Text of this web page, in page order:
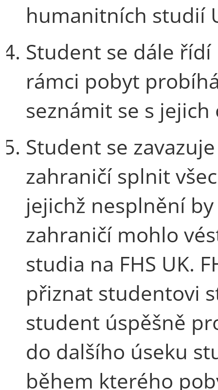
humanitních studií
Student se dále
rámci pobyt
seznámit se s
Student se
zahraničí splnit
jejichž nesplnění
zahraničí mohlo
studia na FHS UK.
přiznat studentovi
student úspěšně
do dalšího úseku
během kterého